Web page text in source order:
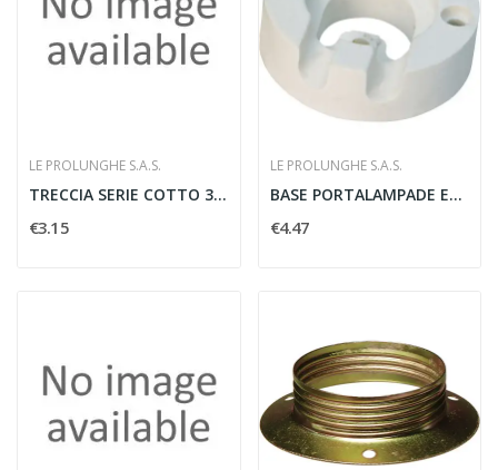
LE PROLUNGHE S.A.S.
TRECCIA SERIE COTTO 3X1 - LE PROLUNGHE SAS 7250
€3.15
LE PROLUNGHE S.A.S.
BASE PORTALAMPADE E27 IN PORCELLANA - LE...
€4.47